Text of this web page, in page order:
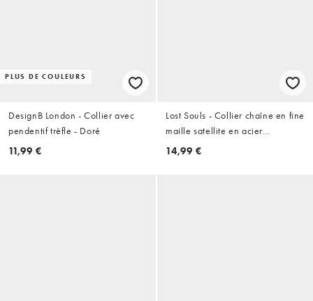
PLUS DE COULEURS
DesignB London - Collier avec
pendentif trèfle - Doré
11,99 €
Lost Souls - Collier chaîne en fine
maille satellite en acier
inoxydable plaqué or 18 carats
14,99 €